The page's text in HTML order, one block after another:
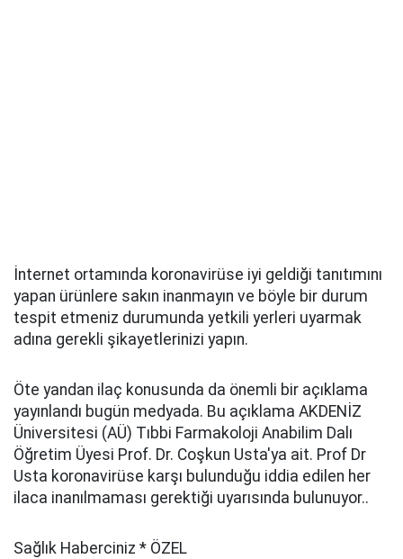
İnternet ortamında koronavirüse iyi geldiği tanıtımını
yapan ürünlere sakın inanmayın ve böyle bir durum
tespit etmeniz durumunda yetkili yerleri uyarmak
adına gerekli şikayetlerinizi yapın.
Öte yandan ilaç konusunda da önemli bir açıklama
yayınlandı bugün medyada. Bu açıklama AKDENİZ
Üniversitesi (AÜ) Tıbbi Farmakoloji Anabilim Dalı
Öğretim Üyesi Prof. Dr. Coşkun Usta'ya ait. Prof Dr
Usta koronavirüse karşı bulunduğu iddia edilen her
ilaca inanılmaması gerektiği uyarısında bulunuyor..
Sağlık Haberciniz * ÖZEL